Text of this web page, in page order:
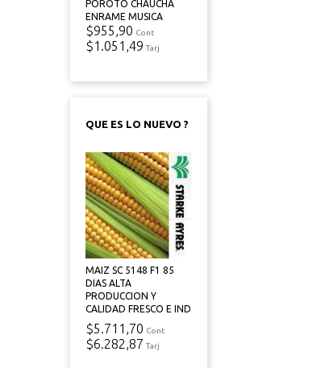
POROTO CHAUCHA
ENRAME MUSICA
$955,90 Cont
$1.051,49 Tarj
QUE ES LO NUEVO ?
MAIZ SC 5148 F1 85
DIAS ALTA
PRODUCCION Y
CALIDAD FRESCO E IND
$5.711,70 Cont
$6.282,87 Tarj